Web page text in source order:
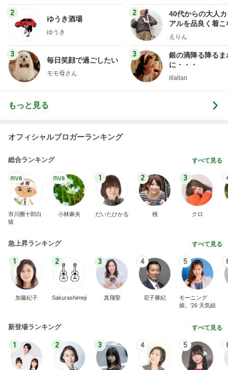
2
ゆうき酒場
ゆうき
3
毎日笑顔で過ごしたい
モモ母さん
2
40代からの大人
アルを品良く着こ
ファッションブロ
えりん
3
銀の滴降る降るま
に・・・
illallan
もっと見る
オフィシャルブロガーランキング
総合ランキング すべて見る
市川團十郎白
猿
小林麻央
1
だいたひかる
2
桃
3
クロ
急上昇ランキング すべて見る
1
加藤紀子
2
Sakurashimeji
3
真飛聖
4
尼子勝紀
5
モーニング
娘。'26 天気組
新登場ランキング すべて見る
1 2 3 4 5